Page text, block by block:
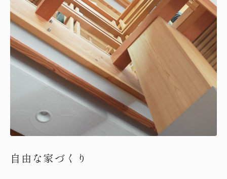
自由な家づくり